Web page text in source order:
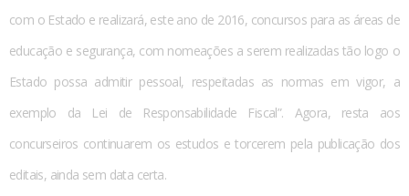
com o Estado e realizará, este ano de 2016, concursos para as áreas de
educação e segurança, com nomeações a serem realizadas tão logo o
Estado possa admitir pessoal, respeitadas as normas em vigor, a
exemplo da Lei de Responsabilidade Fiscal”. Agora, resta aos
concurseiros continuarem os estudos e torcerem pela publicação dos
editais, ainda sem data certa.